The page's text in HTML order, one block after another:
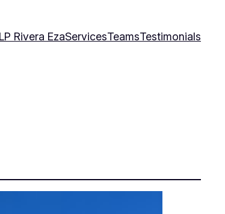
LP Rivera EzaServicesTeamsTestimonials